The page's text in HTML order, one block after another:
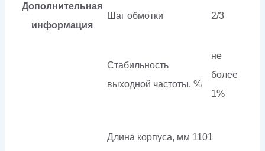
Дополнительная
информация
Шаг обмотки 2/3
Стабильность
выходной частоты, %
не
более
1%
Длина корпуса, мм 1101